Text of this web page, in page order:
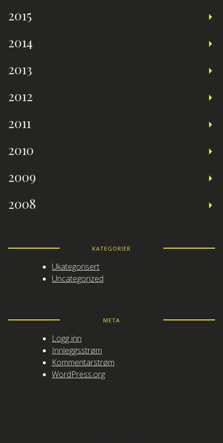
2015
2014
2013
2012
2011
2010
2009
2008
KATEGORIER
Ukategorisert
Uncategorized
META
Logg inn
Innleggsstrøm
Kommentarstrøm
WordPress.org